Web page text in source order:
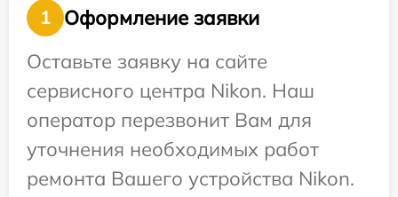
1
Оформление заявки
Оставьте заявку на сайте
сервисного центра Nikon. Наш
оператор перезвонит Вам для
уточнения необходимых работ
ремонта Вашего устройства Nikon.